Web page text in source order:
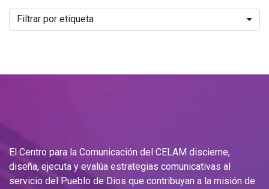
Filtrar por etiqueta
El Centro para la Comunicación del CELAM discierne,
diseña, ejecuta y evalúa estrategias comunicativas al
servicio del Pueblo de Dios que contribuyan a la misión de